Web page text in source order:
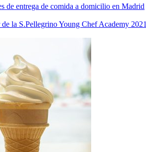
de entrega de comida a domicilio en Madrid
la S.Pellegrino Young Chef Academy 2021